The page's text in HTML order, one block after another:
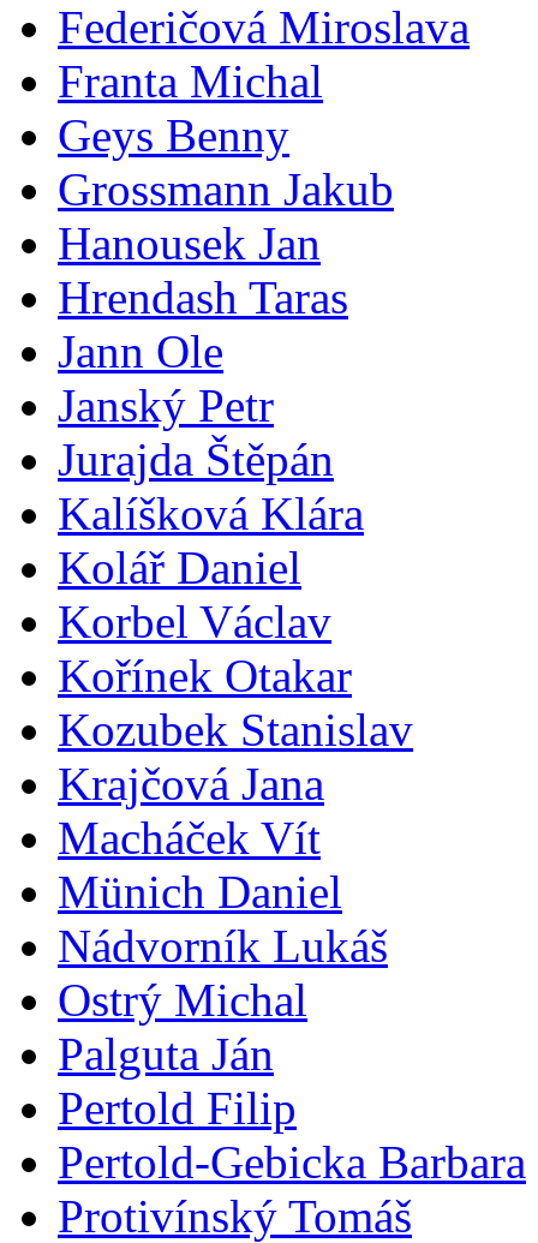
Federičová Miroslava
Franta Michal
Geys Benny
Grossmann Jakub
Hanousek Jan
Hrendash Taras
Jann Ole
Janský Petr
Jurajda Štěpán
Kalíšková Klára
Kolář Daniel
Korbel Václav
Kořínek Otakar
Kozubek Stanislav
Krajčová Jana
Macháček Vít
Münich Daniel
Nádvorník Lukáš
Ostrý Michal
Palguta Ján
Pertold Filip
Pertold-Gebicka Barbara
Protivínský Tomáš